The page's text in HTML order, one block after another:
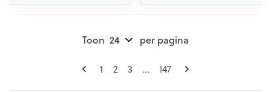
Pagina's
U lees momenteel pagina
1 Pagina
2 Pagina
3 ... Pagina
147
Toon per pagina